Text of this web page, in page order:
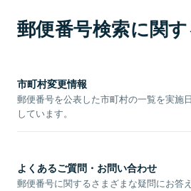
郵便番号検索に関
市町村変更情報
郵便番号を公表した市町村の一覧を実施
しています。
よくあるご質問・お問い合わせ
郵便番号に関するさまざまな疑問にお答え